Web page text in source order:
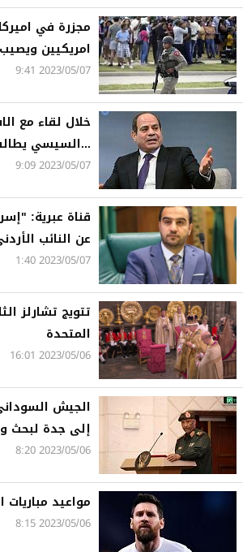
امريكيين ويصيب 7 آخرين في...
2023/05/07 9:41
خلال لقاء مع
...السيسي
2023/05/07 9:09
قناة عبرية:
عن النائب
2023/05/07 1:40
تتويج تشارلز
المتحدة
2023/05/06 16:01
الجيش
إلى جدة لبحث
2023/05/06 8:20
مواعيد
2023/05/06 8:15